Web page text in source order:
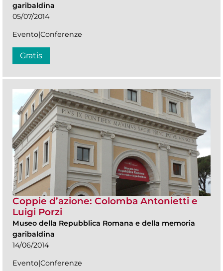
garibaldina
05/07/2014
Evento|Conferenze
Gratis
Coppie d’azione: Colomba Antonietti e
Luigi Porzi
Museo della Repubblica Romana e della memoria
garibaldina
14/06/2014
Evento|Conferenze